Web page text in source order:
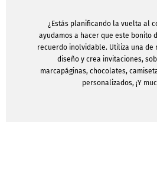
¿Estás planificando la vuelta al
ayudamos a hacer que este bonito
recuerdo inolvidable. Utiliza una
diseño y crea invitaciones,
marcapáginas, chocolates,
personalizados, ¡Y